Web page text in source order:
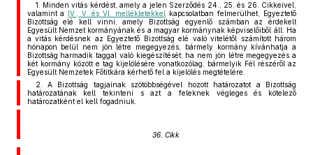
1. Minden vitás kérdést, amely a jelen Szerződés 24., 25. és 26. Cikkeivel,
valamint a IV., V. és VI. mellékletekkel kapcsolatban felmerülhet, Egyeztető
Bizottság elé kell vinni, amely Bizottság egyenlő számban az érdekelt
Egyesült Nemzet kormányának és a magyar kormánynak képviselőiből áll. Ha
a vitás kérdésnek az Egyeztető Bizottság elé való vitelétől számított három
hónapon belül nem jön létre megegyezés, bármely kormány kívánhatja a
Bizottság harmadik taggal való kiegészítését; ha nem jön létre megegyezés a
két kormány között e tag kijelölésére vonatkozólag, bármelyik Fél részéről az
Egyesült Nemzetek Főtitkára kérhető fel a kijelölés megtételére.
2. A Bizottság tagjainak szótöbbségével hozott határozatot a Bizottság
határozatának kell tekinteni s azt a feleknek végleges és kötelező
határozatként el kell fogadniuk.
36. Cikk